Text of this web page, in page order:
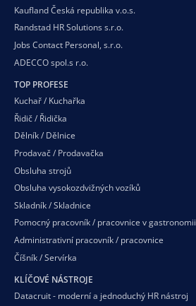
Kaufland Česká republika v.o.s.
Randstad HR Solutions s.r.o.
Jobs Contact Personal, s.r.o.
ADECCO spol.s r.o.
TOP PROFESE
Kuchař / Kuchařka
Řidič / Řidička
Dělník / Dělnice
Prodavač / Prodavačka
Obsluha strojů
Obsluha vysokozdvižných vozíků
Skladník / Skladnice
Pomocný pracovník / pracovnice v gastronomii
Administrativní pracovník / pracovnice
Číšník / Servírka
KLÍČOVÉ NÁSTROJE
Datacruit - moderní a jednoduchý HR nástroj